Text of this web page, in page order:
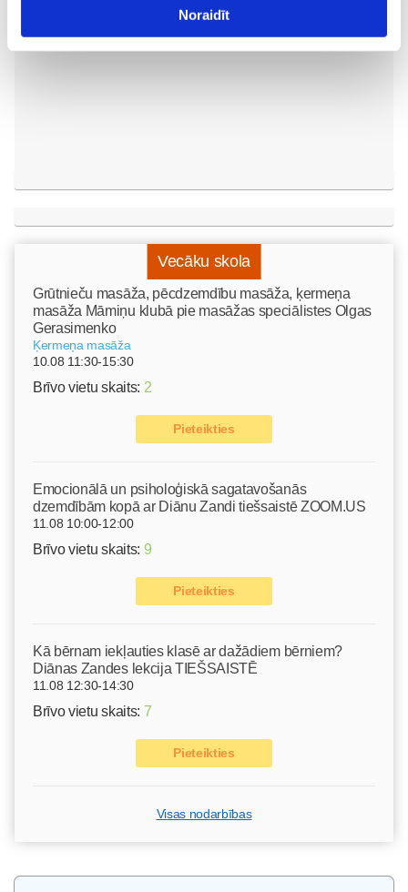
Noraidīt
23. May 09:55
Vecāku skola
Grūtnieču masāža, pēcdzemdību masāža, ķermeņa
masāža Māmiņu klubā pie masāžas speciālistes Olgas
Gerasimenko
Ķermeņa masāža
10.08 11:30-15:30
Brīvo vietu skaits: 2
Pieteikties
Emocionālā un psiholoģiskā sagatavošanās
dzemdībām kopā ar Diānu Zandi tiešsaistē ZOOM.US
11.08 10:00-12:00
Brīvo vietu skaits: 9
Pieteikties
Kā bērnam iekļauties klasē ar dažādiem bērniem?
Diānas Zandes lekcija TIEŠSAISTĒ
11.08 12:30-14:30
Brīvo vietu skaits: 7
Pieteikties
Visas nodarbības